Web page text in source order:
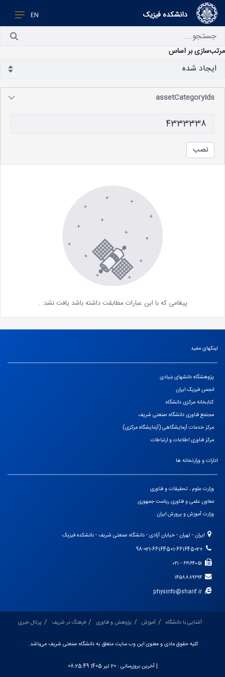
EN دانشکده فیزیک
بر اساس
assetCategoryIds
نصب
پیغامی که با این عبارات مطابقت داشته باشد یافت نشد:.
لینکهای مفید
پژوهشگاه دانشهای بنیادی
انجمن فیزیک ایران
کتابخانه مرکزی دانشگاه
مجتمع فناوری دانشگاه صنعتی شریف
مرکز خدمات آزمایشگاهی (آزمایشگاه مرکزی)
مرکز فناوری اطلاعات و ارتباطات
ادارات و وزارتخانه ها
وزارت علوم ، تحقیقات و فناوری
معاون علمی و فناوری ریاست جمهوری
وزارت آموزش و پرورش ایران
ایران - تهران - خیابان آزادی - دانشگاه صنعتی شریف - دانشکده فیزیک
+98-021-66164501-66164502
۶۶۱۶۴۰۵۱ - ۰۲۱
۱۴۵۸۸۸۹۶۹۴
physinfo@sharif.ir
آشنایی با دانشگاه آموزش پژوهش و فناوری فرهنگ در شریف پرتال خبری
کلیه حقوق مادی و معنوی این وب سایت متعلق به دانشگاه صنعتی شریف می‌باشد.
| آخرین بروزرسانی :20 تیر 1405 08:25:49